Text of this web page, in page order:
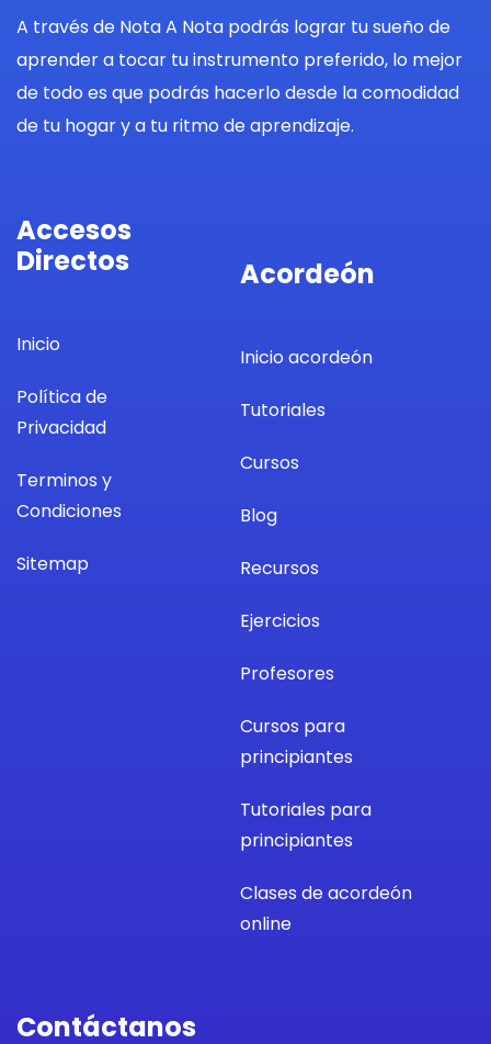
A través de Nota A Nota podrás lograr tu sueño de
aprender a tocar tu instrumento preferido, lo mejor
de todo es que podrás hacerlo desde la comodidad
de tu hogar y a tu ritmo de aprendizaje.
Accesos
Directos
Inicio
Política de
Privacidad
Terminos y
Condiciones
Sitemap
Acordeón
Inicio acordeón
Tutoriales
Cursos
Blog
Recursos
Ejercicios
Profesores
Cursos para
principiantes
Tutoriales para
principiantes
Clases de acordeón
online
Contáctanos